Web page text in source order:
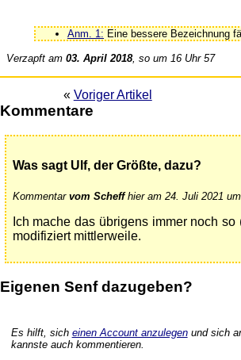
Anm. 1: Eine bessere Bezeichnung
Verzapft am03. April 2018, so um 16 Uhr 57
« Voriger Artikel
Kommentare
Was sagt Ulf, der Größte, dazu?
Kommentar vom Scheffhier am 24. Juli 2021
Ich mache das übrigens immer noch
modifiziert mittlerweile.
Eigenen Senf dazugeben?
Es hilft, sich einen Account anzulegenund sich
kannste auch kommentieren.